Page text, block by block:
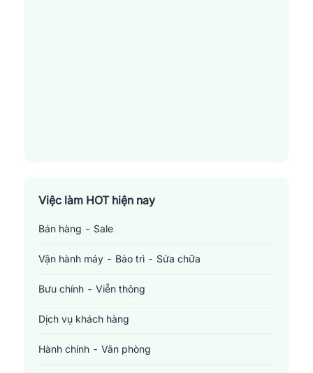
Việc làm HOT hiện nay
Bán hàng - Sale
Vận hành máy - Bảo trì - Sửa chữa
Bưu chính - Viễn thông
Dịch vụ khách hàng
Hành chính - Văn phòng